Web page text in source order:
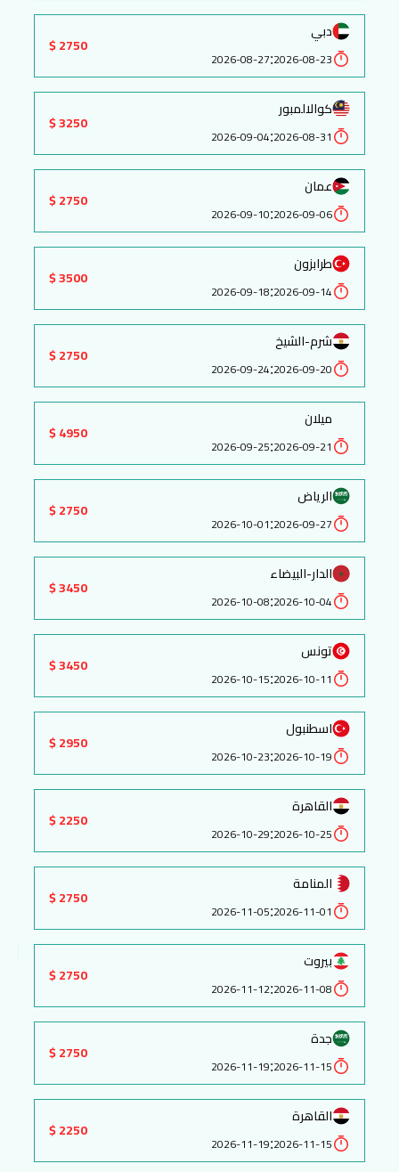
دبي
2026-08-23
:
2026-08-27
2750 $
كوالالمبور
2026-08-31
:
2026-09-04
3250 $
عمان
2026-09-06
:
2026-09-10
2750 $
طرابزون
2026-09-14
:
2026-09-18
3500 $
شرم-الشيخ
2026-09-20
:
2026-09-24
2750 $
ميلان
2026-09-21
:
2026-09-25
4950 $
الرياض
2026-09-27
:
2026-10-01
2750 $
الدار-البيضاء
2026-10-04
:
2026-10-08
3450 $
تونس
2026-10-11
:
2026-10-15
3450 $
اسطنبول
2026-10-19
:
2026-10-23
2950 $
القاهرة
2026-10-25
:
2026-10-29
2250 $
المنامة
2026-11-01
:
2026-11-05
2750 $
بيروت
2026-11-08
:
2026-11-12
2750 $
جدة
2026-11-15
:
2026-11-19
2750 $
القاهرة
2026-11-15
:
2026-11-19
2250 $